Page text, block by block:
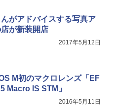
がアドバイスする写真ア
が新装開店
2017年5月12日
M初のマクロレンズ「EF
Macro IS STM」
2016年5月11日